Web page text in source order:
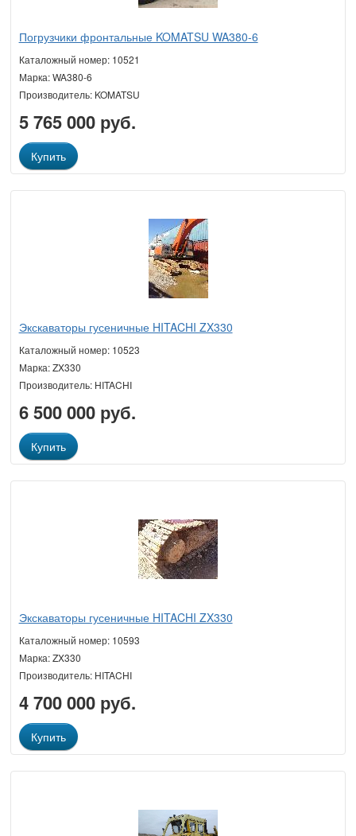
Погрузчики фронтальные KOMATSU WA380-6
Каталожный номер: 10521
Марка: WA380-6
Производитель: KOMATSU
5 765 000 руб.
Купить
Экскаваторы гусеничные HITACHI ZX330
Каталожный номер: 10523
Марка: ZX330
Производитель: HITACHI
6 500 000 руб.
Купить
Экскаваторы гусеничные HITACHI ZX330
Каталожный номер: 10593
Марка: ZX330
Производитель: HITACHI
4 700 000 руб.
Купить